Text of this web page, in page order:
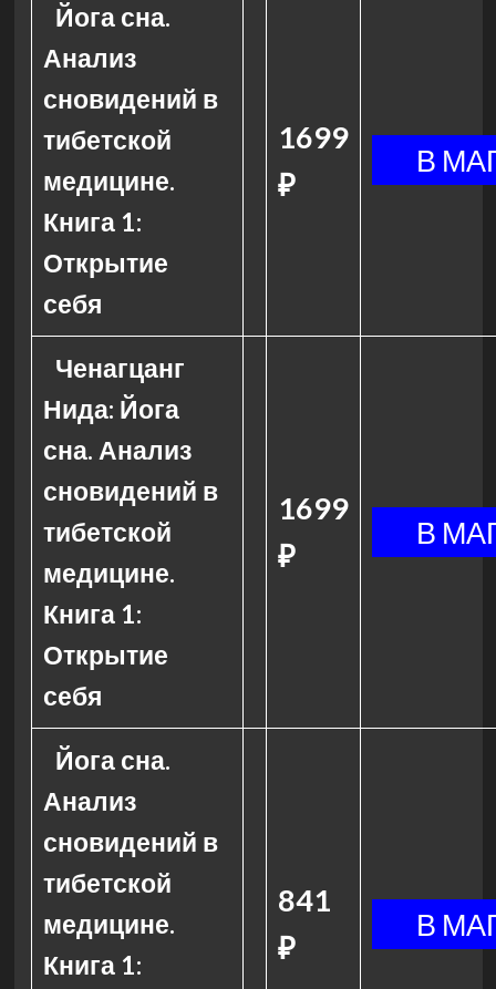
Йога сна.
Анализ
сновидений в
тибетской
медицине.
Книга 1:
Открытие
себя
1699
₽
Ченагцанг
Нида: Йога
сна. Анализ
сновидений в
тибетской
медицине.
Книга 1:
Открытие
себя
1699
₽
Йога сна.
Анализ
сновидений в
тибетской
медицине.
Книга 1:
841
₽